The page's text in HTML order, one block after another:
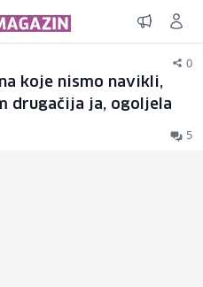
0
koje nismo navikli,
drugačija ja, ogoljela
5